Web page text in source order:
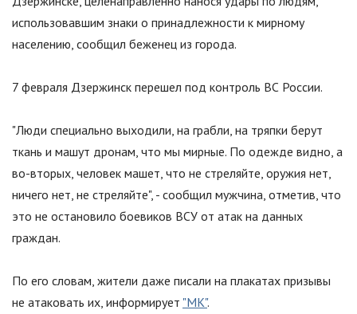
использовавшим знаки о принадлежности к мирному
населению, сообщил беженец из города.
7 февраля Дзержинск перешел под контроль ВС России.
"Люди специально выходили, на грабли, на тряпки берут
ткань и машут дронам, что мы мирные. По одежде видно, а
во-вторых, человек машет, что не стреляйте, оружия нет,
ничего нет, не стреляйте", - сообщил мужчина, отметив, что
это не остановило боевиков ВСУ от атак на данных
граждан.
По его словам, жители даже писали на плакатах призывы
не атаковать их, информирует "МК".